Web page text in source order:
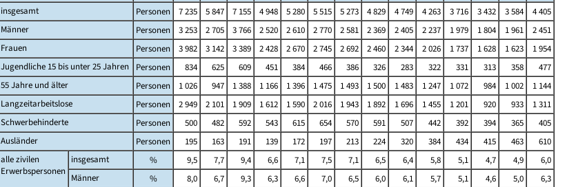
insgesamt Personen 7 235 5 847 7 155 4 948 5 280 5 515 5 273 4 829 4 749 4 263 3 716 3 432 3 584
4 405
Männer
Personen 3 253 2 705 3 766 2 520 2 610 2 770 2 581 2 369 2 405 2 237 1 979 1 804 1 961
2 451
Frauen
Personen 3 982 3 142 3 389 2 428 2 670 2 745 2 692 2 460 2 344 2 026 1 737 1 628 1 623
1 954
Jugendliche 15 bis unter 25 Jahren
Personen 834 625 609 451 384 466 386 326 283 322 331 313 358
477
55 Jahre und älter
Personen 1 026 947 1 388 1 166 1 396 1 475 1 493 1 500 1 483 1 247 1 072 984 1 002
1 144
Langzeitarbeitslose
Personen 2 949 2 101 1 909 1 612 1 590 2 016 1 943 1 892 1 696 1 455 1 201 920 933
1 311
Schwerbehinderte
Personen 500 482 592 543 615 654 570 591 507 442 392 394 365
405
Ausländer
Personen 195 163 191 139 172 197 213 224 320 384 434 415 463
610
alle zivilen
Erwerbspersonen
insgesamt % 9,5 7,7 9,4 6,6 7,1 7,5 7,1 6,5 6,4 5,8 5,1 4,7 4,9
6,0
Männer
% 8,0 6,7 9,3 6,3 6,6 7,0 6,5 6,0 6,1 5,7 5,1 4,6 5,0
6,3